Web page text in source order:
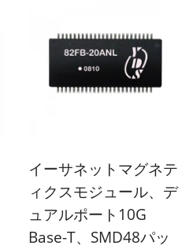
イーサネットマグネテ
ィクスモジュール、デ
ュアルポート10G
Base-T、SMD48パッ